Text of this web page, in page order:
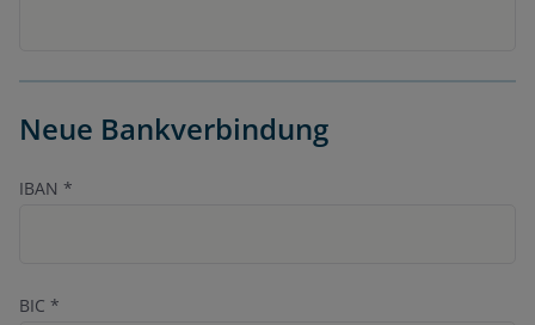
Neue Bankverbindung
IBAN *
BIC *